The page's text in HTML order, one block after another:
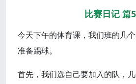
比赛日记 篇5
今天下午的体育课，我们班的几
准备踢球。
首先，我们选自己要加入的队，